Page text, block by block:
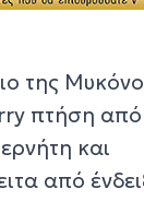
της
πτήση από
και
από